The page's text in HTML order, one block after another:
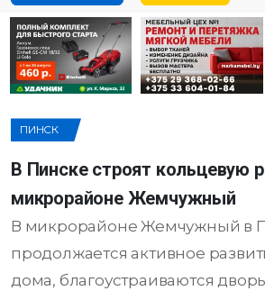
ПИНСК
В Пинске строят кольцевую
микрорайоне Жемчужный
В микрорайоне Жемчужный в
продолжается активное
дома, благоустраиваются